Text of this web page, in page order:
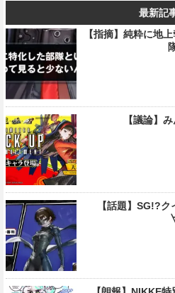
最新記
【指摘】純粋に地
【議論】
【話題】SG!?